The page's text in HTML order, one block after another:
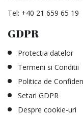
Tel: +40 21 659 65 19
GDPR
Protectia datelor
Termeni si Conditii
Politica de
Setari GDPR
Despre cookie-uri